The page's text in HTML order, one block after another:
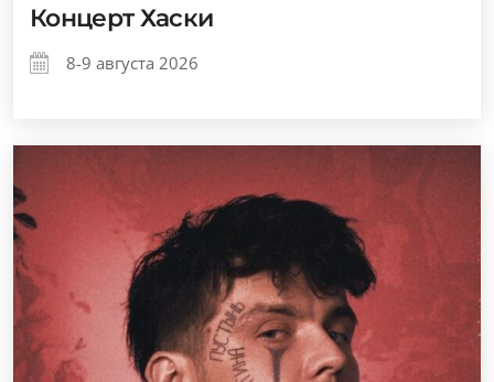
Концерт Хаски
8-9 августа 2026